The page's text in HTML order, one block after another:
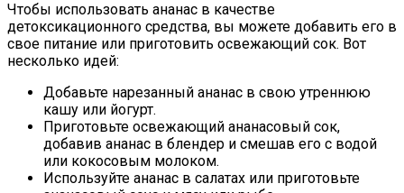
Чтобы использовать ананас в качестве
детоксикационного средства, вы можете добавить его в
свое питание или приготовить освежающий сок. Вот
несколько идей:
Добавьте нарезанный ананас в свою утреннюю
кашу или йогурт.
Приготовьте освежающий ананасовый сок,
добавив ананас в блендер и смешав его с водой
или кокосовым молоком.
Используйте ананас в салатах или приготовьте